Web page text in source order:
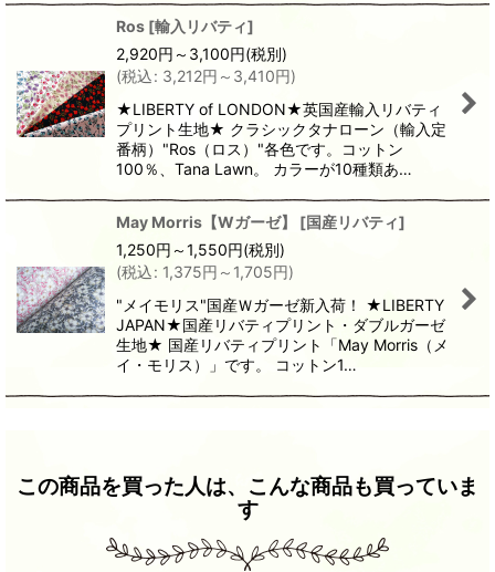
Ros [輸入リバティ]
2,920円 ～3,100円(税別)
(税込: 3,212円 ～3,410円)
★LIBERTY of LONDON★英国産輸入リバティ
プリント生地★ クラシックタナローン（輸入定
番柄）"Ros（ロス）"各色です。コットン
100％、Tana Lawn。 カラーが10種類あ…
May Morris【Wガーゼ】 [国産リバティ]
1,250円 ～1,550円(税別)
(税込: 1,375円 ～1,705円)
"メイモリス"国産Ｗガーゼ新入荷！ ★LIBERTY
JAPAN★国産リバティプリント・ダブルガーゼ
生地★ 国産リバティプリント「May Morris（メ
イ・モリス）」です。 コットン1…
この商品を買った人は、こんな商品も買っていま
す